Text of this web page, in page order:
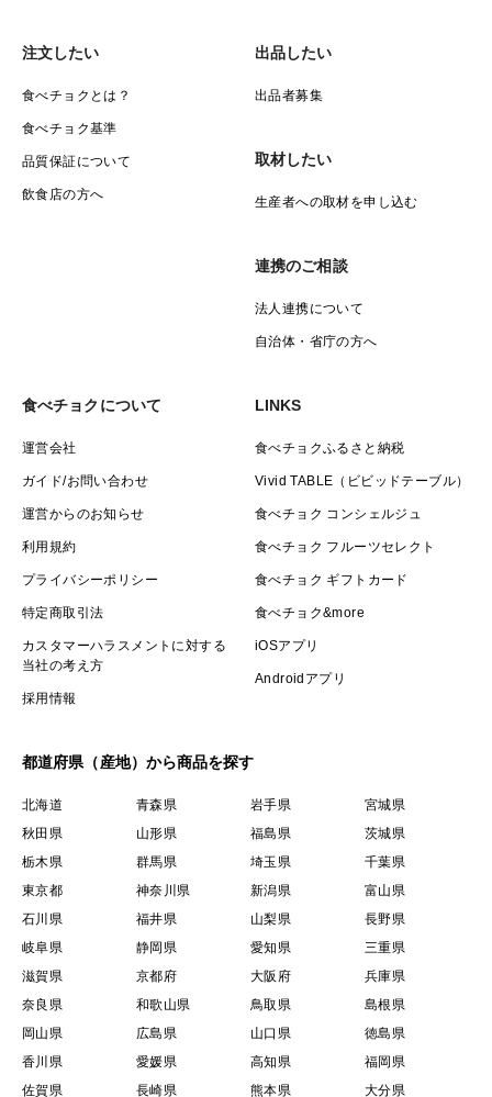
注文したい
食べチョクとは？
食べチョク基準
品質保証について
飲食店の方へ
出品したい
出品者募集
取材したい
生産者への取材を申し込む
連携のご相談
法人連携について
自治体・省庁の方へ
食べチョクについて
運営会社
ガイド/お問い合わせ
運営からのお知らせ
利用規約
プライバシーポリシー
特定商取引法
カスタマーハラスメントに対する
当社の考え方
採用情報
LINKS
食べチョクふるさと納税
Vivid TABLE（ビビッドテーブル）
食べチョク コンシェルジュ
食べチョク フルーツセレクト
食べチョク ギフトカード
食べチョク&more
iOSアプリ
Androidアプリ
都道府県（産地）から商品を探す
北海道 青森県 岩手県
宮城県
秋田県
山形県 福島県
茨城県
栃木県
群馬県 埼玉県
千葉県
東京都
神奈川県 新潟県
富山県
石川県
福井県 山梨県
長野県
岐阜県
静岡県 愛知県
三重県
滋賀県
京都府 大阪府
兵庫県
奈良県
和歌山県 鳥取県
島根県
岡山県
広島県 山口県
徳島県
香川県
愛媛県 高知県
福岡県
佐賀県
長崎県 熊本県 大分県